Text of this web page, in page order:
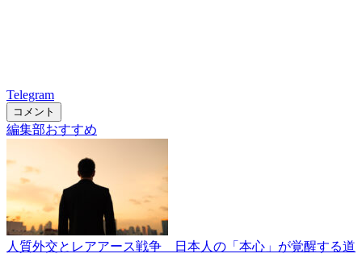
Telegram
コメント
編集部おすすめ
人質外交とレアアース戦争 日本人の「本心」が覚醒する道